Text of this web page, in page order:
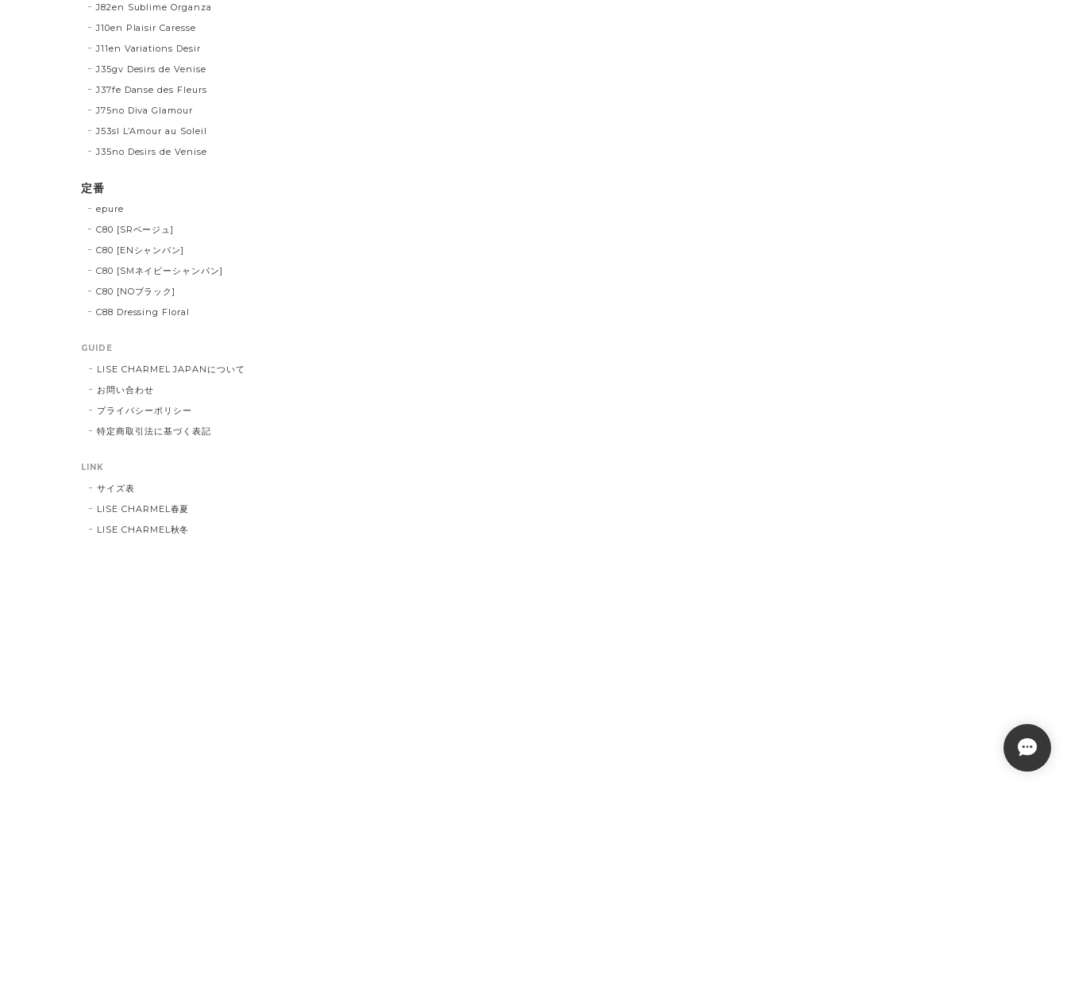
J82en Sublime Organza
J10en Plaisir Caresse
J11en Variations Desir
J35gv Desirs de Venise
J37fe Danse des Fleurs
J75no Diva Glamour
J53sl L’Amour au Soleil
J35no Desirs de Venise
定番
epure
C80 [SRベージュ]
C80 [ENシャンパン]
C80 [SMネイビーシャンパン]
C80 [NOブラック]
C88 Dressing Floral
GUIDE
LISE CHARMEL JAPANについて
お問い合わせ
プライバシーポリシー
特定商取引法に基づく表記
LINK
サイズ表
LISE CHARMEL春夏
LISE CHARMEL秋冬